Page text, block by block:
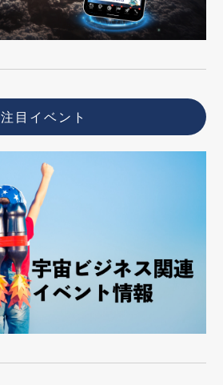
注目イベント